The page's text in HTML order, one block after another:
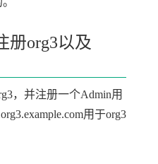
册org3以及
，并注册一个Admin用
用于org3